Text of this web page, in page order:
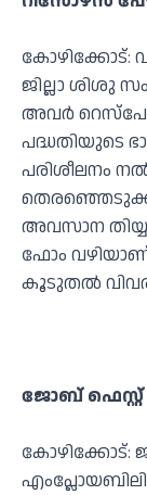
കോഴിക്കോട്:
ജില്ലാ ശിശു
അവർ
പദ്ധതിയുടെ
പരിശീലനം
അവസാന
ഫോം വഴിയാണ്‌
കൂടുതൽ
ജോബ് ഫെസ്റ്റ്
കോഴിക്കോട്: